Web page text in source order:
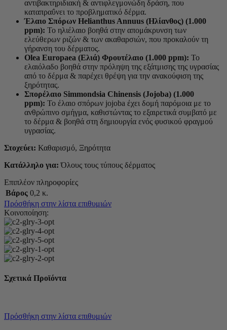
αντιβακτηριδιακή & αντιφλεγμονώδη δράση, που
καταπραΰνει το προβληματικό δέρμα.
Έλαιο Σπόρων Helianthus Annuus (Ηλίανθος) (1.000
ppm): Το ηλιέλαιο βοηθά στην απομάκρυνση των
ελεύθερων ριζών & των ακαθαρσιών, που προκαλούν τη
γήρανση του δέρματος.
Olea Europaea (Ελιά) Φρουτέλαιο (1.000 ppm): Το
ελαιόλαδο βοηθά στην πρόληψη της εξάτμισης της υγρασίας
από το δέρμα & παρέχει θρέψη για την ανακούφιση της
ξηρότητας.
Σπορέλαιο Simmondsia Chinensis (Jojoba) (1.000
ppm): Το έλαιο σπόρων jojoba έχει δομή παρόμοια με το
ανθρώπινο σμήγμα, καθιστώντας το εξαιρετικά συμβατό με
το δέρμα & βοηθά στη δημιουργία ενός φυσικού φραγμού
υγρασίας.
Στοχεύει: Καθαρισμό, Ξηρότητα
Κατάλληλο για:Όλους τους τύπους δέρματος
Επιπλέον πληροφορίες
Βάρος 0,2 κ.
Πρόσθήκη στην λίστα επιθυμιών
Κοινοποίηση:
Σχετικά Προϊόντα
Πρόσθήκη στην λίστα επιθυμιών